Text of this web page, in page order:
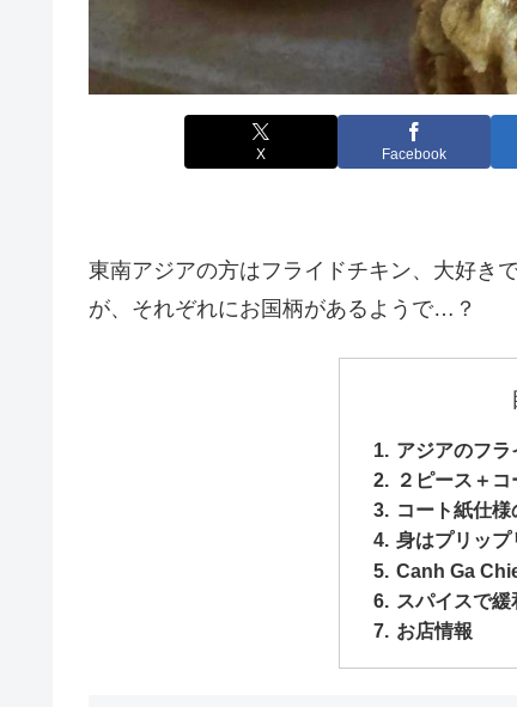
X Facebook
東南アジアの方はフライドチキン、大好き
が、それぞれにお国柄があるようで…？
アジアのフ
２ピース＋
コート紙仕様
身はプリップ
Canh Ga
スパイスで緩
お店情報